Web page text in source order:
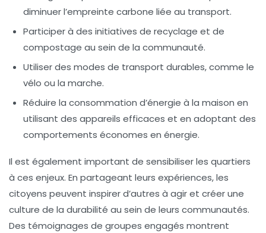
diminuer l’empreinte carbone liée au transport.
Participer à des initiatives de recyclage et de
compostage au sein de la communauté.
Utiliser des modes de transport durables, comme le
vélo ou la marche.
Réduire la consommation d’énergie à la maison en
utilisant des appareils efficaces et en adoptant des
comportements économes en énergie.
Il est également important de sensibiliser les quartiers
à ces enjeux. En partageant leurs expériences, les
citoyens peuvent inspirer d’autres à agir et créer une
culture de la durabilité au sein de leurs communautés.
Des témoignages de groupes engagés montrent